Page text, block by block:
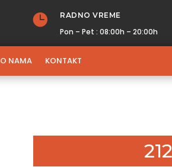
 RADNO VREME
Pon – Pet : 08:00h – 20:00h
O NAMA KONTAKT